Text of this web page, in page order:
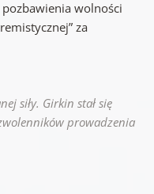
pozbawienia wolności
za
siły. Girkin stał się
prowadzenia